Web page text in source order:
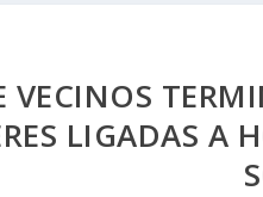
VECINOS
LIGADAS A